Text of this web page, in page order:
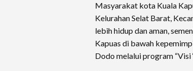
Masyarakat kota Kuala
Kelurahan Selat Barat,
lebih hidup dan aman,
Kapuas di bawah
Dodo melalui program “Visi